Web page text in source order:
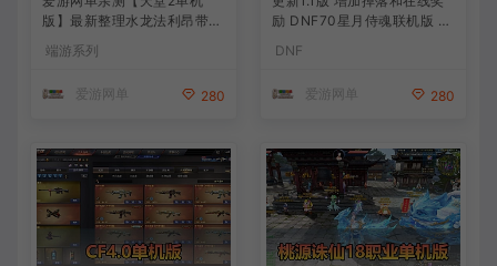
版】最新整理水龙法利昂带假
能GM控制台 可发物品装备
端游系列
爱游网单 280
励 DNF70星月侍魂联机版 新
词条 护石 辟邪玉 皮肤外观 B
徽章 技能宝珠等 在线点 装备
DNF
爱游网单 280